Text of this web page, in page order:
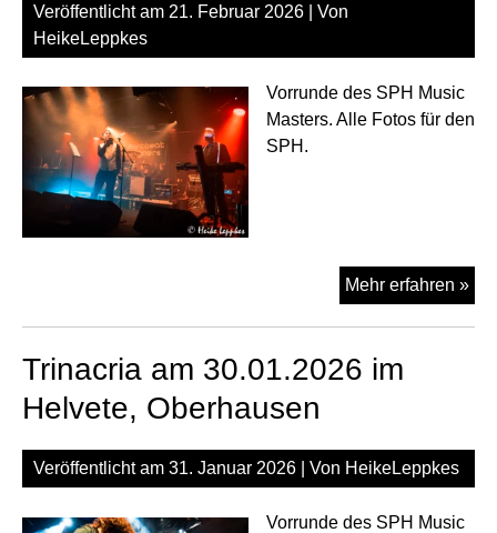
Veröffentlicht am 21. Februar 2026 | Von
HeikeLeppkes
Vorrunde des SPH Music
Masters. Alle Fotos für den
SPH.
Mehr erfahren »
Trinacria am 30.01.2026 im
Helvete, Oberhausen
Veröffentlicht am 31. Januar 2026 | Von HeikeLeppkes
Vorrunde des SPH Music